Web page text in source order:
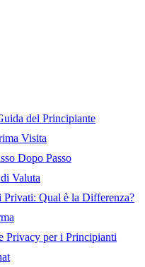
del Principiante
Visita
Dopo Passo
Valuta
Privati: Qual è la Differenza?
Privacy per i Principianti